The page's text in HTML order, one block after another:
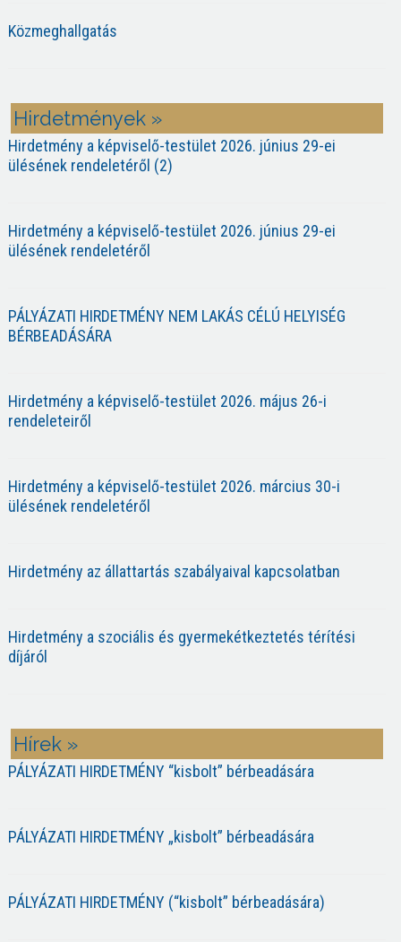
Közmeghallgatás
Hirdetmények »
Hirdetmény a képviselő-testület 2026. június 29-ei
ülésének rendeletéről (2)
Hirdetmény a képviselő-testület 2026. június 29-ei
ülésének rendeletéről
PÁLYÁZATI HIRDETMÉNY NEM LAKÁS CÉLÚ HELYISÉG
BÉRBEADÁSÁRA
Hirdetmény a képviselő-testület 2026. május 26-i
rendeleteiről
Hirdetmény a képviselő-testület 2026. március 30-i
ülésének rendeletéről
Hirdetmény az állattartás szabályaival kapcsolatban
Hirdetmény a szociális és gyermekétkeztetés térítési
díjáról
Hírek »
PÁLYÁZATI HIRDETMÉNY “kisbolt” bérbeadására
PÁLYÁZATI HIRDETMÉNY „kisbolt” bérbeadására
PÁLYÁZATI HIRDETMÉNY (“kisbolt” bérbeadására)